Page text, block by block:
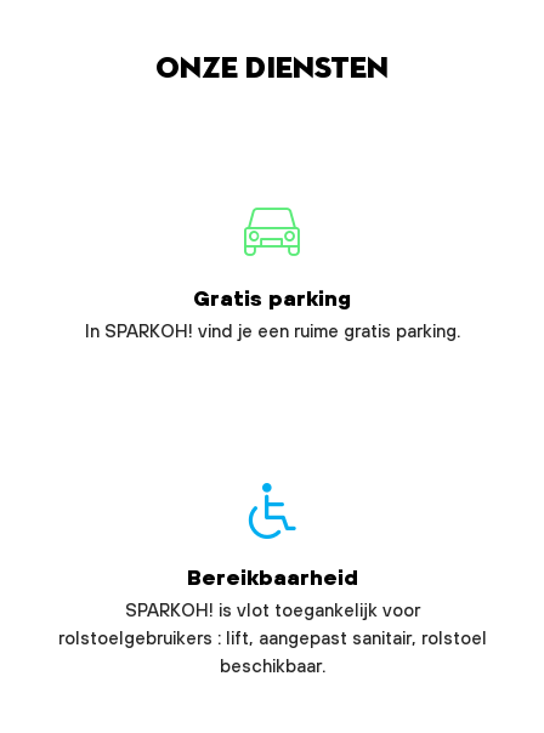
Onze diensten
Gratis parking
In SPARKOH! vind je een ruime gratis parking.
Bereikbaarheid
SPARKOH! is vlot toegankelijk voor
rolstoelgebruikers : lift, aangepast sanitair, rolstoel
beschikbaar.